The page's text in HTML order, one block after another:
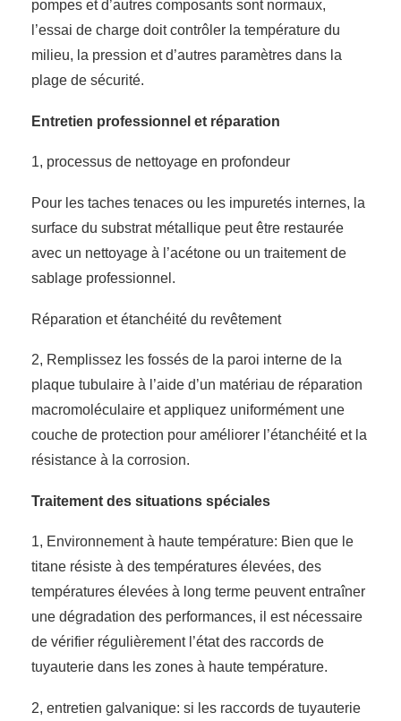
pompes et d’autres composants sont normaux,
l’essai de charge doit contrôler la température du
milieu, la pression et d’autres paramètres dans la
plage de sécurité.
Entretien professionnel et réparation
1, processus de nettoyage en profondeur
Pour les taches tenaces ou les impuretés internes, la
surface du substrat métallique peut être restaurée
avec un nettoyage à l’acétone ou un traitement de
sablage professionnel.
Réparation et étanchéité du revêtement
2, Remplissez les fossés de la paroi interne de la
plaque tubulaire à l’aide d’un matériau de réparation
macromoléculaire et appliquez uniformément une
couche de protection pour améliorer l’étanchéité et la
résistance à la corrosion.
Traitement des situations spéciales
1, Environnement à haute température: Bien que le
titane résiste à des températures élevées, des
températures élevées à long terme peuvent entraîner
une dégradation des performances, il est nécessaire
de vérifier régulièrement l’état des raccords de
tuyauterie dans les zones à haute température.
2, entretien galvanique: si les raccords de tuyauterie